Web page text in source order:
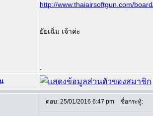
http://www.thaiairsoftgun.com/
ยัยเฉิ่ม เจ้าค่ะ
ตอบ: 25/01/2016 6:47 pm ชื่อกระทู้: